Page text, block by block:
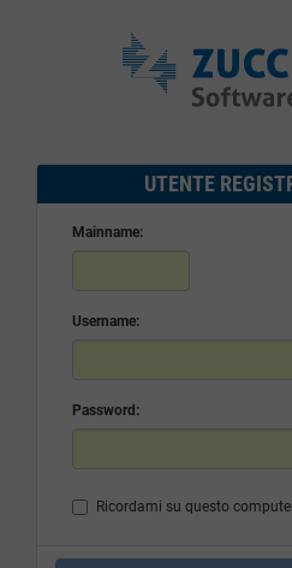
UTENTE
Mainname:
Username:
Password:
Ricordami su questo